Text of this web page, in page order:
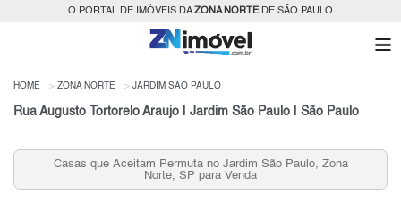
O PORTAL DE IMÓVEIS DAZONA NORTEDE SÃO PAULO
HOME ZONA NORTE JARDIM SÃO PAULO
Rua Augusto Tortorelo Araujo | Jardim São Paulo | São Paulo
Apartamentos 2 quartos, Jardim São Paulo para
Zona Norte, SP